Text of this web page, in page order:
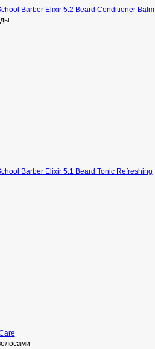
Barber Elixir 5.2 Beard Conditioner Balm
Barber Elixir 5.1 Beard Tonic Refreshing